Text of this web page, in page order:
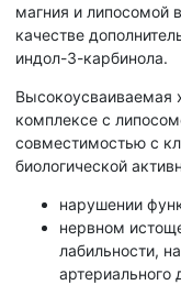
магния и липосомой
качестве
индол-3-карбинола.
Высокоусваиваемая
комплексе с
совместимостью с
биологической
нарушении
нервном
лабильности,
артериального